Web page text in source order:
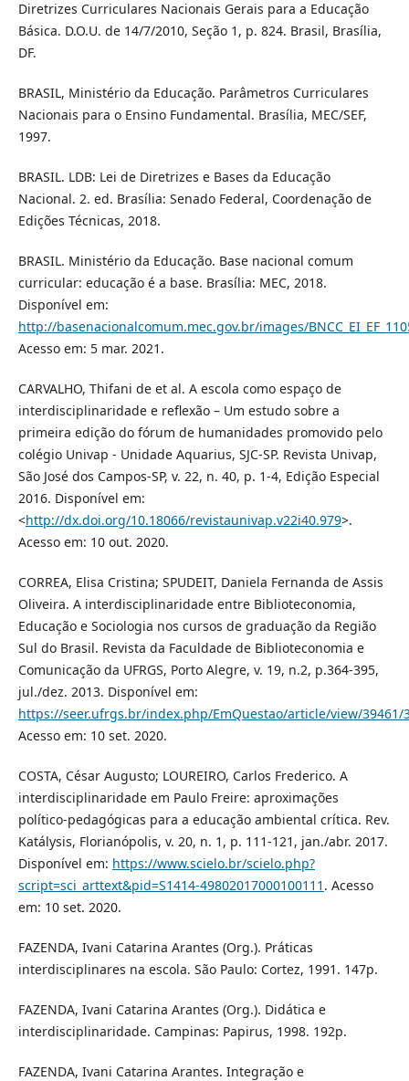
Diretrizes Curriculares Nacionais Gerais para a Educação
Básica. D.O.U. de 14/7/2010, Seção 1, p. 824. Brasil, Brasília,
DF.
BRASIL, Ministério da Educação. Parâmetros Curriculares
Nacionais para o Ensino Fundamental. Brasília, MEC/SEF,
1997.
BRASIL. LDB: Lei de Diretrizes e Bases da Educação
Nacional. 2. ed. Brasília: Senado Federal, Coordenação de
Edições Técnicas, 2018.
BRASIL. Ministério da Educação. Base nacional comum
curricular: educação é a base. Brasília: MEC, 2018.
Disponível em:
http://basenacionalcomum.mec.gov.br/images/
Acesso em: 5 mar. 2021.
CARVALHO, Thifani de et al. A escola como espaço de
interdisciplinaridade e reflexão – Um estudo sobre a
primeira edição do fórum de humanidades promovido pelo
colégio Univap - Unidade Aquarius, SJC-SP. Revista Univap,
São José dos Campos-SP, v. 22, n. 40, p. 1-4, Edição Especial
2016. Disponível em:
<http://dx.doi.org/10.18066/revistaunivap.v22i40.979>.
Acesso em: 10 out. 2020.
CORREA, Elisa Cristina; SPUDEIT, Daniela Fernanda de Assis
Oliveira. A interdisciplinaridade entre Biblioteconomia,
Educação e Sociologia nos cursos de graduação da Região
Sul do Brasil. Revista da Faculdade de Biblioteconomia e
Comunicação da UFRGS, Porto Alegre, v. 19, n.2, p.364-395,
jul./dez. 2013. Disponível em:
https://seer.ufrgs.br/index.php/EmQuestao/article/view/39461/
Acesso em: 10 set. 2020.
COSTA, César Augusto; LOUREIRO, Carlos Frederico. A
interdisciplinaridade em Paulo Freire: aproximações
político-pedagógicas para a educação ambiental crítica. Rev.
Katálysis, Florianópolis, v. 20, n. 1, p. 111-121, jan./abr. 2017.
Disponível em: https://www.scielo.br/scielo.php?
script=sci_arttext&pid=S1414-49802017000100111 . Acesso
em: 10 set. 2020.
FAZENDA, Ivani Catarina Arantes (Org.). Práticas
interdisciplinares na escola. São Paulo: Cortez, 1991. 147p.
FAZENDA, Ivani Catarina Arantes (Org.). Didática e
interdisciplinaridade. Campinas: Papirus, 1998. 192p.
FAZENDA, Ivani Catarina Arantes. Integração e